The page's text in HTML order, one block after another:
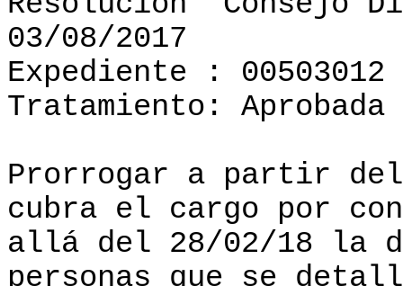
03/08/2017
Expediente : 00503012
Tratamiento: Aprobada
Prorrogar a partir del
cubra el cargo por
allá del 28/02/18 la
personas que se